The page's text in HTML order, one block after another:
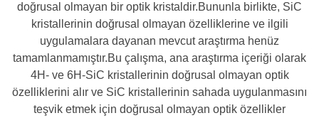
doğrusal olmayan bir optik kristaldir.Bununla birlikte, SiC
kristallerinin doğrusal olmayan özelliklerine ve ilgili
uygulamalara dayanan mevcut araştırma henüz
tamamlanmamıştır.Bu çalışma, ana araştırma içeriği olarak
4H- ve 6H-SiC kristallerinin doğrusal olmayan optik
özelliklerini alır ve SiC kristallerinin sahada uygulanmasını
teşvik etmek için doğrusal olmayan optik özellikler